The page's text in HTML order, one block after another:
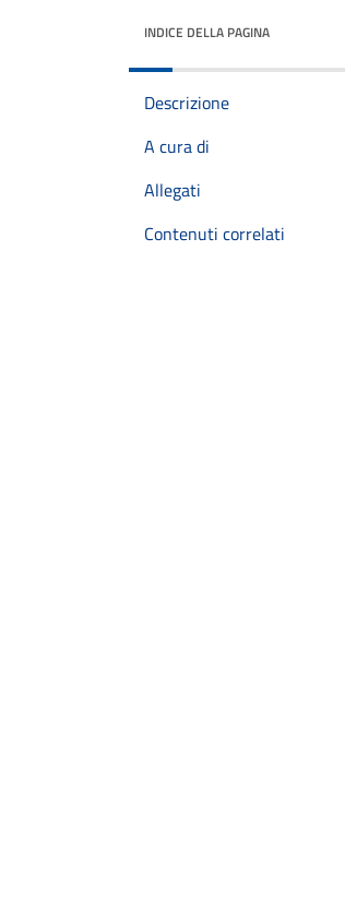
INDICE DELLA PAGINA
Descrizione
A cura di
Allegati
Contenuti correlati